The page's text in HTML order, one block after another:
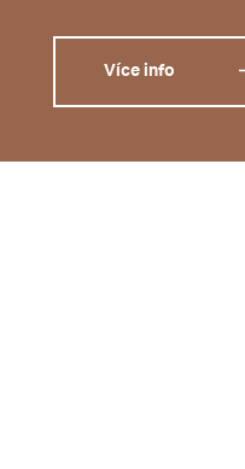
Více info